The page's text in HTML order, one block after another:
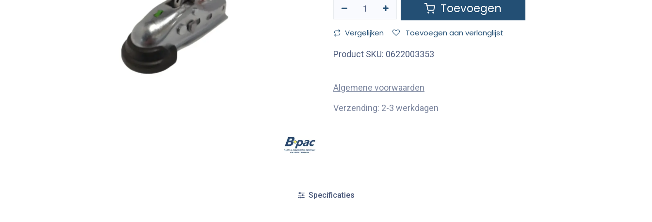
Toevoegen
Vergelijken Toevoegen aan verlanglijst
Product SKU: 0622003353
Algemene voorwaarden
Verzending: 2-3 werkdagen
Specificaties